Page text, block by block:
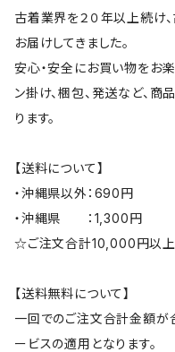
古着業界を２０年以上続け
お届けしてきました。
安心・安全にお買い物をお
ン掛け、梱包、発送など、
ります。
【送料について】
・沖縄県以外：690円
・沖縄県 ：1,300円
☆ご注文合計10,000円以
【送料無料について】
一回でのご注文合計金額
ービスの適用となります。